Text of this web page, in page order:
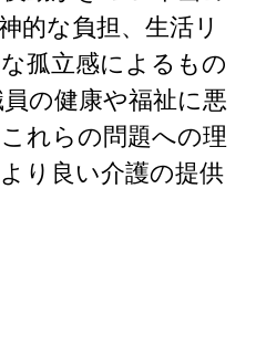
的な負担、生活リ
孤立感によるもの
の健康や福祉に悪
れらの問題への理
り良い介護の提供